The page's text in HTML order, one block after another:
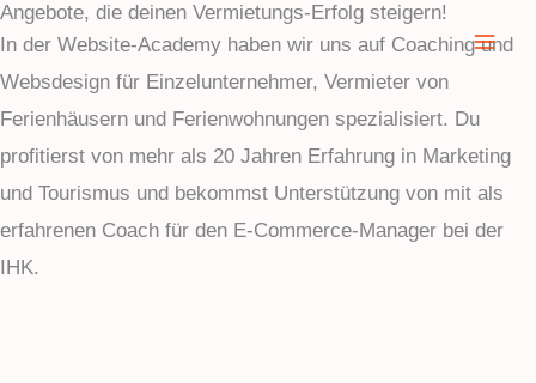
Zum
Inhalt
springen
Angebote, die deinen Vermietungs-Erfolg steigern!
In der Website-Academy haben wir uns auf Coaching und
Websdesign für Einzelunternehmer, Vermieter von
Ferienhäusern und Ferienwohnungen spezialisiert. Du
profitierst von mehr als 20 Jahren Erfahrung in Marketing
und Tourismus und bekommst Unterstützung von mit als
erfahrenen Coach für den E-Commerce-Manager bei der
IHK.